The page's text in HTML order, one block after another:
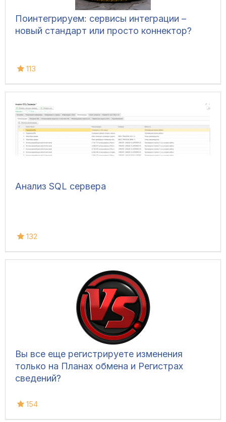
Поинтегрируем: сервисы интеграции –
новый стандарт или просто коннектор?
113
Анализ SQL сервера
132
Вы все еще регистрируете изменения
только на Планах обмена и Регистрах
сведений?
154